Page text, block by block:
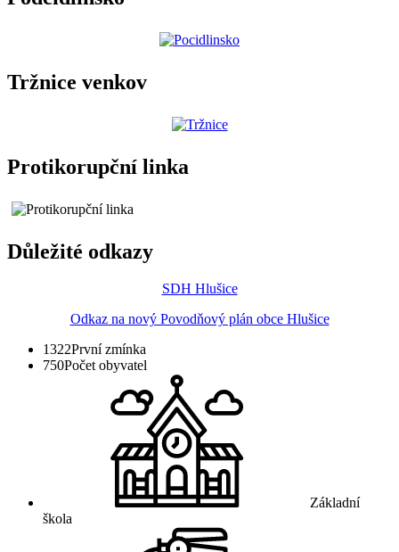
Tržnice venkov
Protikorupční linka
Důležité odkazy
SDH Hlušice
Odkaz na nový Povodňový plán obce Hlušice
1322První zmínka
750Počet obyvatel
Základní
škola